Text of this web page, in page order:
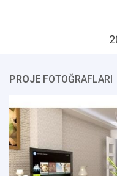
PROJE FOTOĞRAFLARI